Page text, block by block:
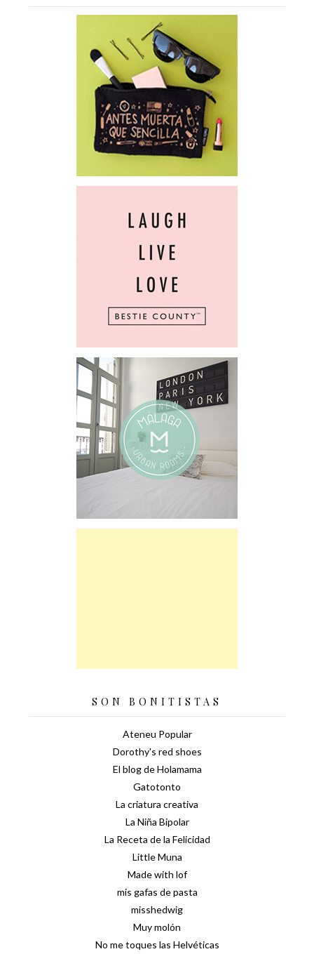
SON BONITISTAS
Ateneu Popular
Dorothy's red shoes
El blog de Holamama
Gatotonto
La criatura creativa
La Niña Bipolar
La Receta de la Felicidad
Little Muna
Made with lof
mis gafas de pasta
misshedwig
Muy molón
No me toques las Helvéticas